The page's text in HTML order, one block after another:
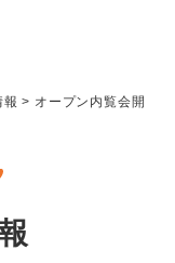
報 > オープン内覧会開